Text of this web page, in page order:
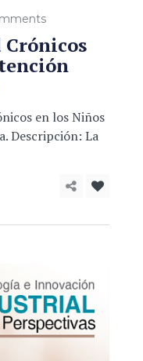
en los Niños
Descripción: La